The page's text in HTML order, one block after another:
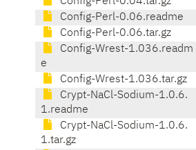
Config-Perl-0.06.readme
Config-Perl-0.06.tar.gz
Config-Wrest-1.036.readm
e
Config-Wrest-1.036.tar.gz
Crypt-NaCl-Sodium-1.0.6.
1.readme
Crypt-NaCl-Sodium-1.0.6.
1.tar.gz